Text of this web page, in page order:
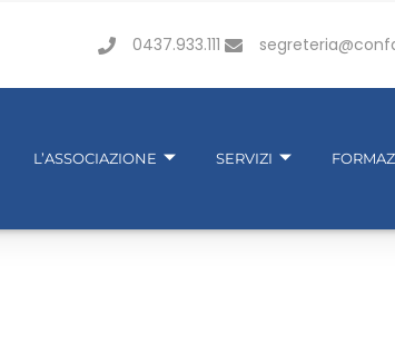
0437.933.111
L’ASSOCIAZIONE SERVIZI